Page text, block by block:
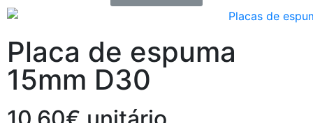
Placa de espuma
15mm D30